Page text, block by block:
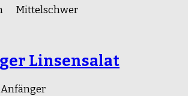
Mittelschwer
Linsensalat
Anfänger